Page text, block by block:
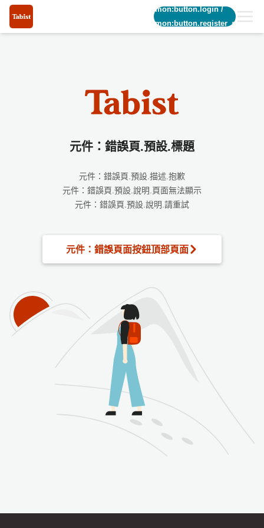
common:button.login/
common:button.register_short
元件：錯誤頁.預設.標題
元件：錯誤頁.預設.描述.抱歉
元件：錯誤頁.預設.說明.頁面無法顯示
元件：錯誤頁.預設.說明.請重試
元件：錯誤頁面按鈕頂部頁面